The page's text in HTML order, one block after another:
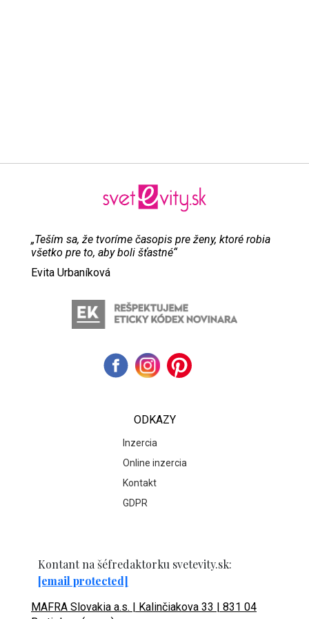
„Teším sa, že tvoríme časopis pre ženy, ktoré robia
všetko pre to, aby boli šťastné“
Evita Urbaníková
ODKAZY
Inzercia
Online inzercia
Kontakt
GDPR
Kontant na šéfredaktorku svetevity.sk:
[email protected]
MAFRA Slovakia a.s. | Kalinčiakova 33 | 831 04